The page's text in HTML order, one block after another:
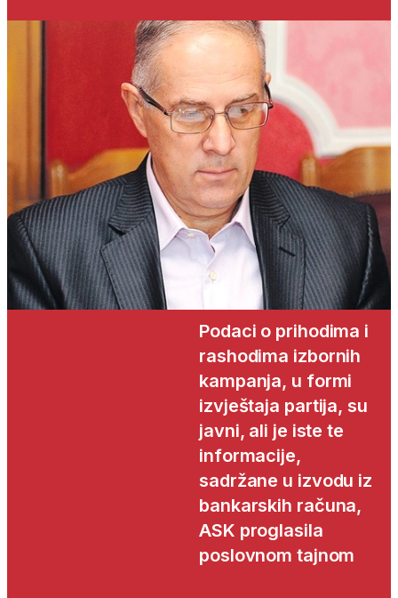
Podaci o prihodima i
rashodima izbornih
kampanja, u formi
izvještaja partija, su
javni, ali je iste te
informacije,
sadržane u izvodu iz
bankarskih računa,
ASK proglasila
poslovnom tajnom